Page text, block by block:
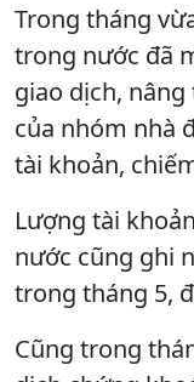
Trong tháng
trong nước đã
giao dịch,
của nhóm nhà
tài khoản,
Lượng tài
nước cũng ghi
trong tháng 5,
Cũng trong